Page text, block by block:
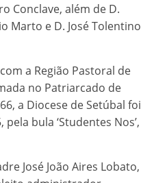
Conclave, além de D.
Marto e D. José Tolentino
a Região Pastoral de
no Patriarcado de
a Diocese de Setúbal foi
bula ‘Studentes Nos’,
José João Aires Lobato,